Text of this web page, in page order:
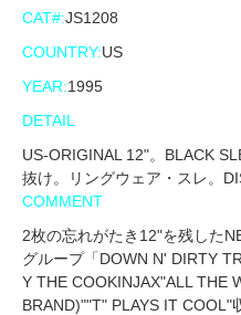
CAT#:JS1208
COUNTRY:US
YEAR:1995
DETAIL
US-ORIGINAL 12"。BLACK
抜け。リングウェア・スレ。
COMMENT
2枚の忘れがたき12"を残した
グループ「DOWN N' DIRTY
Y THE COOKINJAX"ALL THE
BRAND)""T" PLAYS IT COOL"